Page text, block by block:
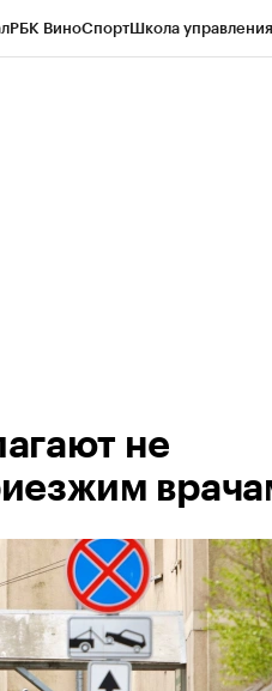
РБК ВиноСпортШкола
не